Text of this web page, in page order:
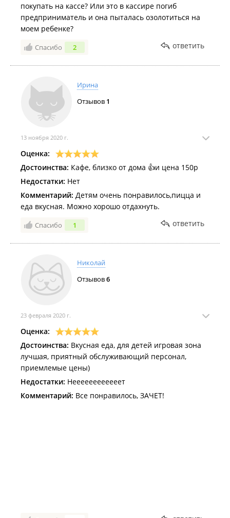
покупать на кассе? Или это в кассире погиб
предприниматель и она пыталась озолотиться на
моем ребенке?
Спасибо 2 ответить
Ирина
Отзывов 1
13 ноября 2020 г.
Оценка:
Достоинства: Кафе, близко от дома 👍и цена 150р
Недостатки: Нет
Комментарий: Детям очень понравилось,пицца и
еда вкусная. Можно хорошо отдахнуть.
Спасибо 1 ответить
Николай
Отзывов6
23 февраля 2020 г.
Оценка:
Достоинства: Вкусная еда, для детей игровая зона
лучшая, приятный обслуживающий персонал,
приемлемые цены)
Недостатки: Неееееееееееет
Комментарий: Все понравилось, ЗАЧЕТ!